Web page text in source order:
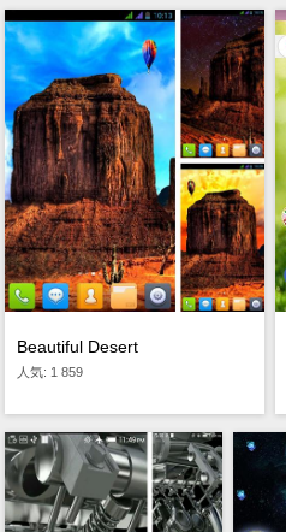
Beautiful Desert
人気: 1 859